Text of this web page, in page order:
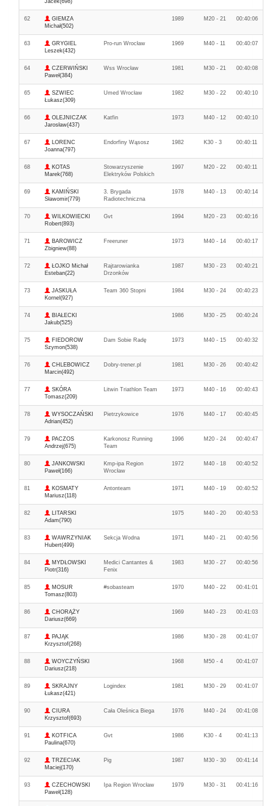
Jacek(698)
62
GIEMZA
Michał(502)
1989 M20 - 21 00:40:06
63
GRYGIEL
Leszek(432)
Pro-run Wrocław 1969 M40 - 11 00:40:07
64
CZERWIŃSKI
Paweł(384)
Wss Wrocław 1981 M30 - 21 00:40:08
65
SZWIEC
Łukasz(309)
Umed Wrocław 1982 M30 - 22 00:40:10
66
OLEJNICZAK
Jarosław(437)
Katfin 1973 M40 - 12 00:40:10
67
LORENC
Joanna(797)
Endorfiny Wąsosz 1982 K30 - 3 00:40:11
68
KOTAS
Marek(768)
Stowarzyszenie
Elektryków Polskich
1997 M20 - 22 00:40:11
69
KAMIŃSKI
Sławomir(779)
3. Brygada
Radiotechniczna
1978 M40 - 13 00:40:14
70
WILKOWIECKI
Robert(893)
Gvt 1994 M20 - 23 00:40:16
71
BAROWICZ
Zbigniew(88)
Freeruner 1973 M40 - 14 00:40:17
72
ŁOJKO Michał
Esteban(22)
Rajtarowianka
Drzonków
1987 M30 - 23 00:40:21
73
JASKUŁA
Kornel(927)
Team 360 Stopni 1984 M30 - 24 00:40:23
74
BIAŁECKI
Jakub(525)
1986 M30 - 25 00:40:24
75
FIEDOROW
Szymon(538)
Dam Sobie Radę 1973 M40 - 15 00:40:32
76
CHLEBOWICZ
Marcin(492)
Dobry-trener.pl 1981 M30 - 26 00:40:42
77
SKÓRA
Tomasz(209)
Litwin Triathlon Team 1973 M40 - 16 00:40:43
78
WYSOCZAŃSKI
Adrian(452)
Pietrzykowice 1976 M40 - 17 00:40:45
79
PACZOS
Andrzej(675)
Karkonosz Running
Team
1996 M20 - 24 00:40:47
80
JANKOWSKI
Paweł(166)
Kmp-ipa Region
Wrocław
1972 M40 - 18 00:40:52
81
KOSMATY
Mariusz(118)
Antonteam 1971 M40 - 19 00:40:52
82
LITARSKI
Adam(790)
1975 M40 - 20 00:40:53
83
WAWRZYNIAK
Hubert(499)
Sekcja Wodna 1971 M40 - 21 00:40:56
84
MYDŁOWSKI
Piotr(316)
Medici Cantantes &
Fenix
1983 M30 - 27 00:40:56
85
MOSUR
Tomasz(803)
#sobasteam 1970 M40 - 22 00:41:01
86
CHORĄŻY
Dariusz(669)
1969 M40 - 23 00:41:03
87
PAJĄK
Krzysztof(268)
1986 M30 - 28 00:41:07
88
WOYCZYŃSKI
Dariusz(218)
1968 M50 - 4 00:41:07
89
SKRAJNY
Łukasz(421)
Logindex 1981 M30 - 29 00:41:07
90
CIURA
Krzysztof(693)
Cała Oleśnica Biega 1976 M40 - 24 00:41:08
91
KOTFICA
Paulina(670)
Gvt 1986 K30 - 4 00:41:13
92
TRZECIAK
Maciej(170)
Pig 1987 M30 - 30 00:41:14
93
CZECHOWSKI
Paweł(128)
Ipa Region Wrocław 1979 M30 - 31 00:41:16